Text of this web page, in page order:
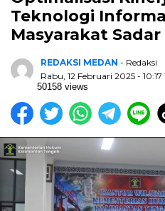
Teknologi
Masyarakat
REDAKSI MEDAN - Redaksi
Rabu, 12 Februari 2025 - 10:17
50158 views